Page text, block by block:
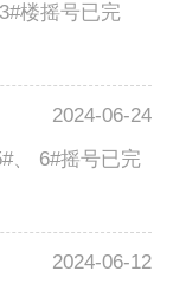
楼摇号已完
2024-06-24
、 6#摇号已完
2024-06-12